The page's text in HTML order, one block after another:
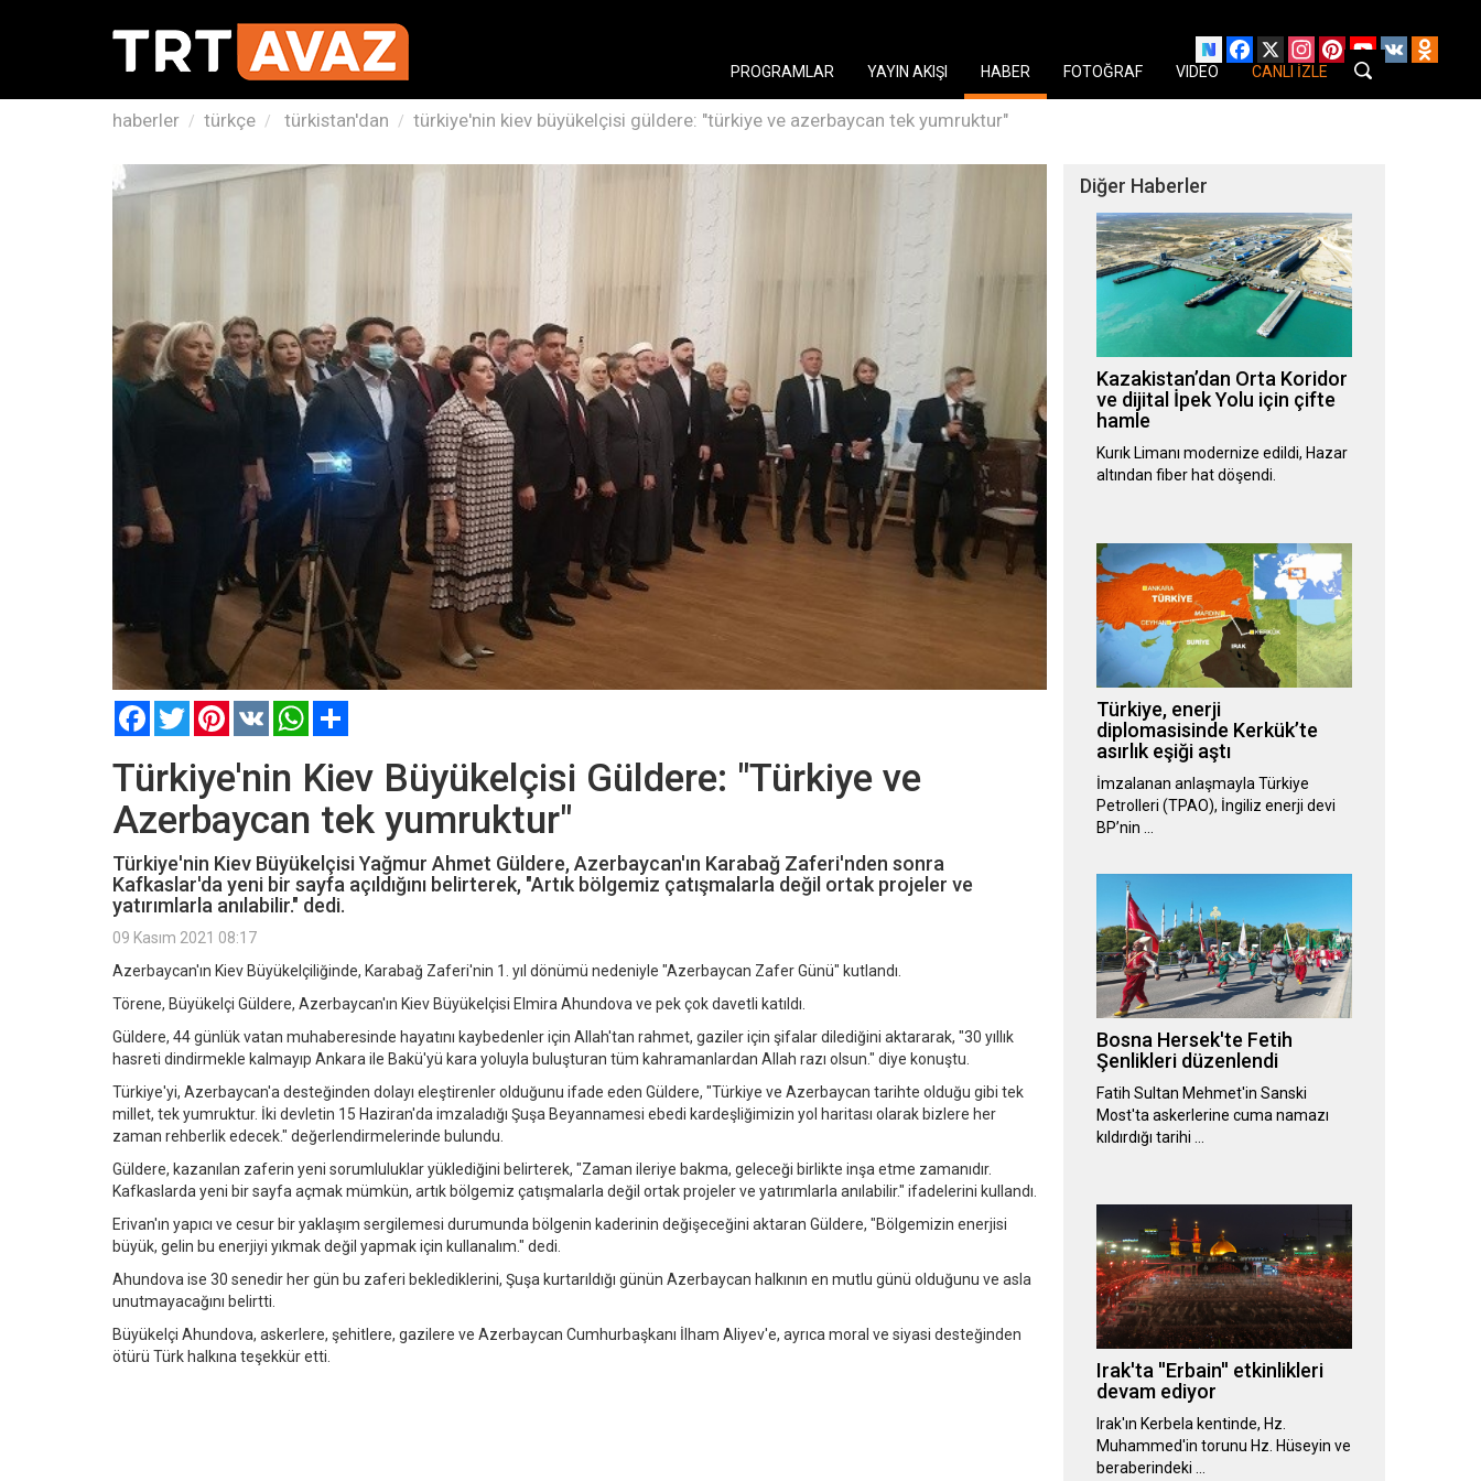
Facebook
X Instagram
PinterestYouTube
VK
PROGRAMLAR
YAYIN AKIŞI HABER FOTOĞRAF VIDEO CANLI İZLE
haberler türkçe türkistan'dan türkiye'nin kiev büyükelçisi güldere: "türkiye ve azerbaycan tek yumruktur"
FacebookTwitterPinterest
VK WhatsApp
Türkiye'nin Kiev Büyükelçisi Güldere: "Türkiye ve
Azerbaycan tek yumruktur"
Türkiye'nin Kiev Büyükelçisi Yağmur Ahmet Güldere, Azerbaycan'ın Karabağ Zaferi'nden sonra
Kafkaslar'da yeni bir sayfa açıldığını belirterek, "Artık bölgemiz çatışmalarla değil ortak projeler ve
yatırımlarla anılabilir." dedi.
09 Kasım 2021 08:17
Azerbaycan'ın Kiev Büyükelçiliğinde, Karabağ Zaferi'nin 1. yıl dönümü nedeniyle "Azerbaycan Zafer Günü" kutlandı.
Törene, Büyükelçi Güldere, Azerbaycan'ın Kiev Büyükelçisi Elmira Ahundova ve pek çok davetli katıldı.
Güldere, 44 günlük vatan muhaberesinde hayatını kaybedenler için Allah'tan rahmet, gaziler için şifalar dilediğini aktararak, "30 yıllık
hasreti dindirmekle kalmayıp Ankara ile Bakü'yü kara yoluyla buluşturan tüm kahramanlardan Allah razı olsun." diye konuştu.
Türkiye'yi, Azerbaycan'a desteğinden dolayı eleştirenler olduğunu ifade eden Güldere, "Türkiye ve Azerbaycan tarihte olduğu gibi tek
millet, tek yumruktur. İki devletin 15 Haziran'da imzaladığı Şuşa Beyannamesi ebedi kardeşliğimizin yol haritası olarak bizlere her
zaman rehberlik edecek." değerlendirmelerinde bulundu.
Güldere, kazanılan zaferin yeni sorumluluklar yüklediğini belirterek, "Zaman ileriye bakma, geleceği birlikte inşa etme zamanıdır.
Kafkaslarda yeni bir sayfa açmak mümkün, artık bölgemiz çatışmalarla değil ortak projeler ve yatırımlarla anılabilir." ifadelerini kullandı.
Erivan'ın yapıcı ve cesur bir yaklaşım sergilemesi durumunda bölgenin kaderinin değişeceğini aktaran Güldere, "Bölgemizin enerjisi
büyük, gelin bu enerjiyi yıkmak değil yapmak için kullanalım." dedi.
Ahundova ise 30 senedir her gün bu zaferi beklediklerini, Şuşa kurtarıldığı günün Azerbaycan halkının en mutlu günü olduğunu ve asla
unutmayacağını belirtti.
Büyükelçi Ahundova, askerlere, şehitlere, gazilere ve Azerbaycan Cumhurbaşkanı İlham Aliyev'e, ayrıca moral ve siyasi desteğinden
ötürü Türk halkına teşekkür etti.
Diğer Haberler
Kazakistan’dan Orta Koridor
ve dijital İpek Yolu için çifte
hamle
Kurık Limanı modernize edildi, Hazar
altından fiber hat döşendi.
Türkiye, enerji
diplomasisinde Kerkük’te
asırlık eşiği aştı
İmzalanan anlaşmayla Türkiye
Petrolleri (TPAO), İngiliz enerji devi
BP’nin …
Bosna Hersek'te Fetih
Şenlikleri düzenlendi
Fatih Sultan Mehmet'in Sanski
Most'ta askerlerine cuma namazı
kıldırdığı tarihi …
Irak'ta ''Erbain'' etkinlikleri
devam ediyor
Irak'ın Kerbela kentinde, Hz.
Muhammed'in torunu Hz. Hüseyin ve
beraberindeki …